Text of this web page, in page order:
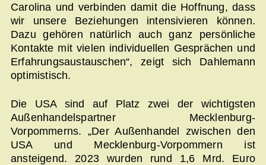
Carolina und verbinden damit die Hoffnung, dass
wir unsere Beziehungen intensivieren können.
Dazu gehören natürlich auch ganz persönliche
Kontakte mit vielen individuellen Gesprächen und
Erfahrungsaustauschen“, zeigt sich Dahlemann
optimistisch.
Die USA sind auf Platz zwei der wichtigsten
Außenhandelspartner Mecklenburg-
Vorpommerns. „Der Außenhandel zwischen den
USA und Mecklenburg-Vorpommern ist
ansteigend. 2023 wurden rund 1,6 Mrd. Euro